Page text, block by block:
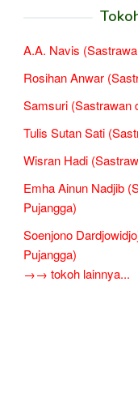
A.A. Navis
Rosihan Anwar
Samsuri (Sastrawan
Tulis Sutan Sati
Wisran Hadi
Emha Ainun Nadjib
Pujangga)
Soenjono
Pujangga)
→→ tokoh lainnya...